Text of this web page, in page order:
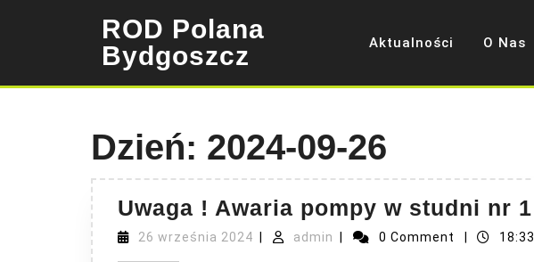
ROD Polana
Bydgoszcz
Aktualności O Nas
Dzień: 2024-09-26
Uwaga ! Awaria pompy w studni nr 1
!
26 września 2024 26
admin admin 0 Comment 18:33